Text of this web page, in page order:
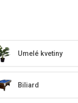
Umelé kvetiny
Biliard